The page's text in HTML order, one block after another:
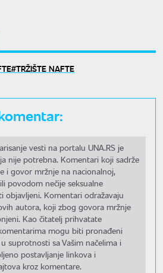
TRŽIŠTE NAFTE
vesti na portalu UNA.RS je
nije potrebna. Komentari koji sadrže
i govor mržnje na nacionalnoj,
povodom nečije seksualne
objavljeni. Komentari odražavaju
autora, koji zbog govora mržnje
Kao čitatelj prihvatate
mogu biti pronađeni
suprotnosti sa Vašim načelima i
postavljanje linkova i
kroz komentare.